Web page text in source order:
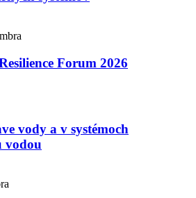
Forum 2026
vody a v systémoch
vodou